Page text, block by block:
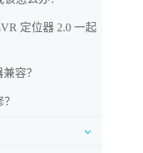
定位器 2.0 一起
容？